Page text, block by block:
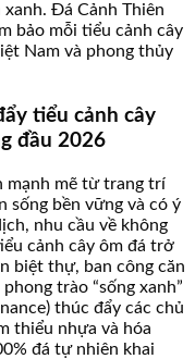
Đá Cảnh Thiên
bảo mỗi tiểu cảnh cây
Nam và phong thủy
tiểu cảnh cây
đầu 2026
mạnh mẽ từ trang trí
sống bền vững và có ý
nhu cầu về không
cảnh cây ôm đá trở
biệt thự, ban công căn
trào “sống xanh”
thúc đẩy các chủ
thiểu nhựa và hóa
đá tự nhiên khai